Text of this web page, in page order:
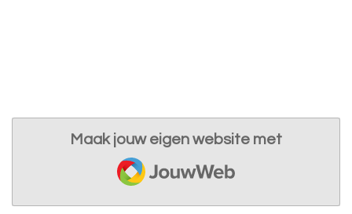
Maak jouw eigen website met
JouwWeb